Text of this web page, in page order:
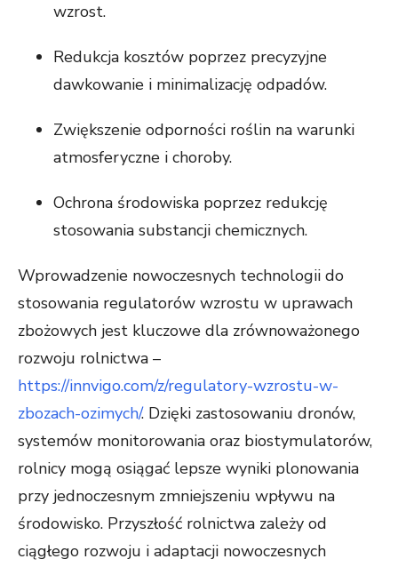
wzrost.
Redukcja kosztów poprzez precyzyjne
dawkowanie i minimalizację odpadów.
Zwiększenie odporności roślin na warunki
atmosferyczne i choroby.
Ochrona środowiska poprzez redukcję
stosowania substancji chemicznych.
Wprowadzenie nowoczesnych technologii do
stosowania regulatorów wzrostu w uprawach
zbożowych jest kluczowe dla zrównoważonego
rozwoju rolnictwa –
https://innvigo.com/z/regulatory-wzrostu-w-
zbozach-ozimych/. Dzięki zastosowaniu dronów,
systemów monitorowania oraz biostymulatorów,
rolnicy mogą osiągać lepsze wyniki plonowania
przy jednoczesnym zmniejszeniu wpływu na
środowisko. Przyszłość rolnictwa zależy od
ciągłego rozwoju i adaptacji nowoczesnych